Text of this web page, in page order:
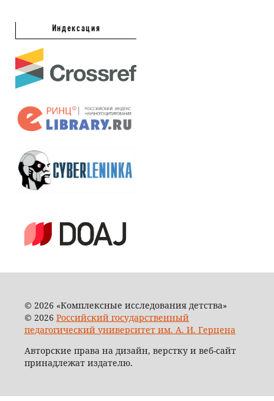
Индексация
© 2026 «Комплексные исследования детства»
© 2026 Российский государственный
педагогический университет им. А. И. Герцена
Авторские права на дизайн, верстку и веб-сайт
принадлежат издателю.